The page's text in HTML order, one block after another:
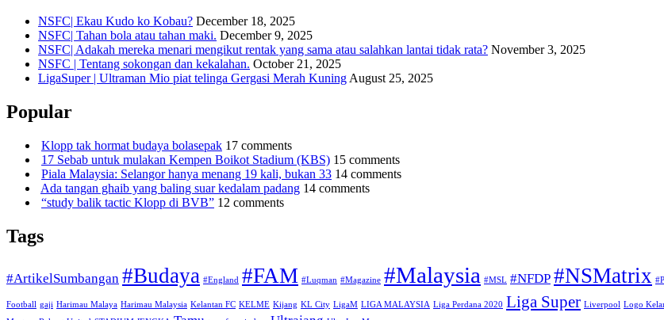
NSFC| Ekau Kudo ko Kobau? December 18, 2025
NSFC| Tahan bola atau tahan maki. December 9, 2025
NSFC| Adakah mereka menari mengikut rentak yang sama atau salahkan lantai tidak rata? November 3, 2025
NSFC | Tentang sokongan dan kekalahan. October 21, 2025
LigaSuper | Ultraman Mio piat telinga Gergasi Merah Kuning August 25, 2025
Popular
Klopp tak hormat budaya bolasepak 17 comments
17 Sebab untuk mulakan Kempen Boikot Stadium (KBS) 15 comments
Piala Malaysia: Selangor hanya menang 19 kali, bukan 33 14 comments
Ada tangan ghaib yang baling suar kedalam padang 14 comments
“study balik tactic Klopp di BVB” 12 comments
Tags
#ArtikelSumbangan #Budaya #England #FAM #Luqman #Magazine #Malaysia #MSL #NFDP #NSMatrix
Football gaji Harimau Malaya Harimau Malaysia Kelantan FC KELME Kijang KL City LigaM LIGA MALAYSIA Liga Perdana 2020 Liga Super Liverpool Logo